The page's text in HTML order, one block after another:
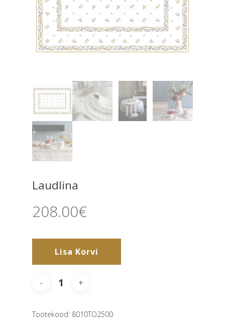
Laudlina
208.00€
Lisa Korvi
Tootekood: 8010TO2500